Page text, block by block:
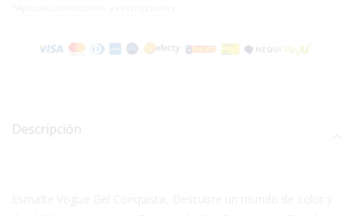
Descripción